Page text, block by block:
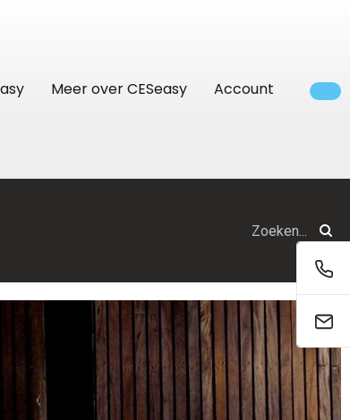
Meer over CESeasy Account
Bedrijven